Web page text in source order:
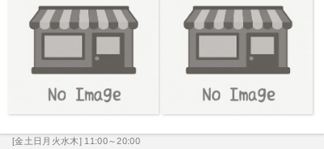
[金土日月火水木] 11:00～20:00